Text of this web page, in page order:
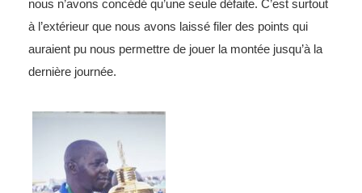
nous n’avons concédé qu’une seule défaite. C’est surtout
à l’extérieur que nous avons laissé filer des points qui
auraient pu nous permettre de jouer la montée jusqu’à la
dernière journée.